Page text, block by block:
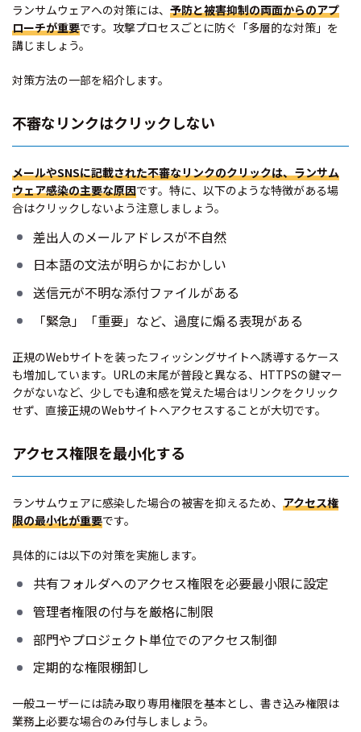
ランサムウェアへの対策には、 予防と被害抑制の両面からのアプ
ローチが重要です。攻撃プロセスごとに防ぐ「多層的な対策」を
講じましょう。
対策方法の一部を紹介します。
不審なリンクはクリックしない
メールやSNSに記載された不審なリンクのクリックは、ランサム
ウェア感染の主要な原因です。特に、以下のような特徴がある場
合はクリックしないよう注意しましょう。
差出人のメールアドレスが不自然
日本語の文法が明らかにおかしい
送信元が不明な添付ファイルがある
「緊急」「重要」など、過度に煽る表現がある
正規のWebサイトを装ったフィッシングサイトへ誘導するケース
も増加しています。URLの末尾が普段と異なる、HTTPSの鍵マー
クがないなど、少しでも違和感を覚えた場合はリンクをクリック
せず、直接正規のWebサイトへアクセスすることが大切です。
アクセス権限を最小化する
ランサムウェアに感染した場合の被害を抑えるため、 アクセス権
限の最小化が重要です。
具体的には以下の対策を実施します。
共有フォルダへのアクセス権限を必要最小限に設定
管理者権限の付与を厳格に制限
部門やプロジェクト単位でのアクセス制御
定期的な権限棚卸し
一般ユーザーには読み取り専用権限を基本とし、書き込み権限は
業務上必要な場合のみ付与しましょう。